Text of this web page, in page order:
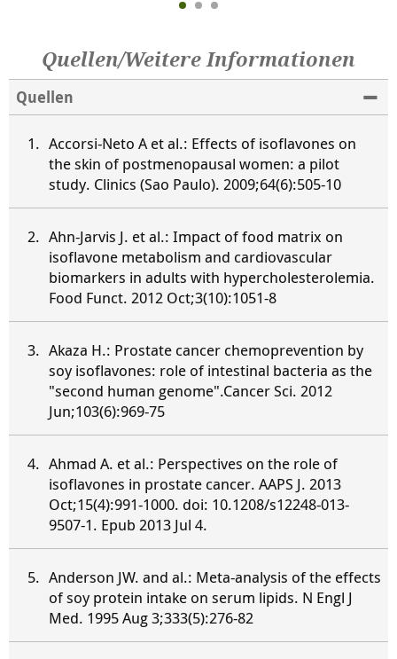
Quellen/Weitere Informationen
Quellen
Accorsi-Neto A et al.: Effects of isoflavones on
the skin of postmenopausal women: a pilot
study. Clinics (Sao Paulo). 2009;64(6):505-10
Ahn-Jarvis J. et al.: Impact of food matrix on
isoflavone metabolism and cardiovascular
biomarkers in adults with hypercholesterolemia.
Food Funct. 2012 Oct;3(10):1051-8
Akaza H.: Prostate cancer chemoprevention by
soy isoflavones: role of intestinal bacteria as the
"second human genome".Cancer Sci. 2012
Jun;103(6):969-75
Ahmad A. et al.: Perspectives on the role of
isoflavones in prostate cancer. AAPS J. 2013
Oct;15(4):991-1000. doi: 10.1208/s12248-013-
9507-1. Epub 2013 Jul 4.
Anderson JW. and al.: Meta-analysis of the effects
of soy protein intake on serum lipids. N Engl J
Med. 1995 Aug 3;333(5):276-82